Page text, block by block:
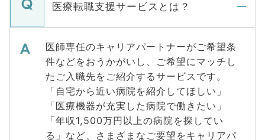
医療転職支援サービスとは？
医師専任のキャリアパートナーがご希望条
件などをおうかがいし、ご希望にマッチし
たご入職先をご紹介するサービスです。
「自宅から近い病院を紹介してほしい」
「医療機器が充実した病院で働きたい」
「年収1,500万円以上の病院を探してい
る」など、さまざまなご要望をキャリアパ